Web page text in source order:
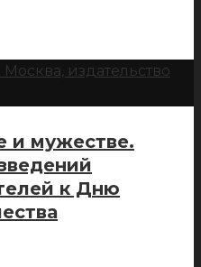
и мужестве.
к Дню